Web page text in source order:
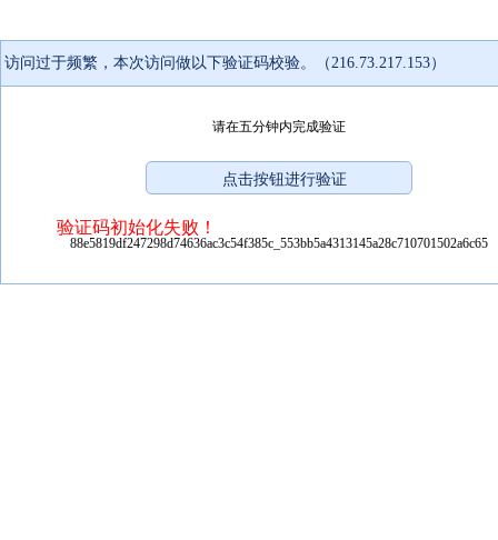
访问过于频繁，本次访问做以下验证码校验。（216.73.217.153）
请在五分钟内完成验证
验证码初始化失败！
88e5819df247298d74636ac3c54f385c_553bb5a4313145a28c710701502a6c65